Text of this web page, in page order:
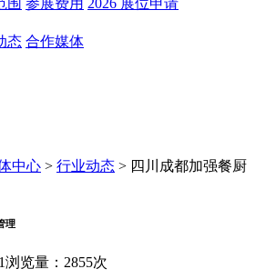
围 参展费用 2026 展位申请
态 合作媒体
中心 > 行业动态 > 四川成都加强餐厨
理
浏览量：2855次